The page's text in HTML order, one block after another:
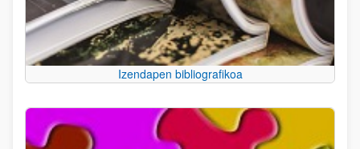
Izendapen bibliografikoa